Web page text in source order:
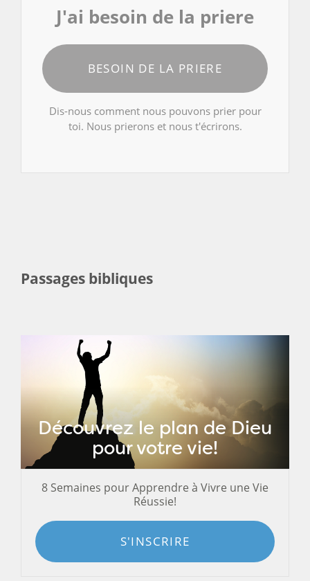
J'ai besoin de la priere
BESOIN DE LA PRIERE
Dis-nous comment nous pouvons prier pour
toi. Nous prierons et nous t'écrirons.
Passages bibliques
Découvrez le plan de Dieu
pour votre vie!
8 Semaines pour Apprendre à Vivre une Vie
Réussie!
S'INSCRIRE